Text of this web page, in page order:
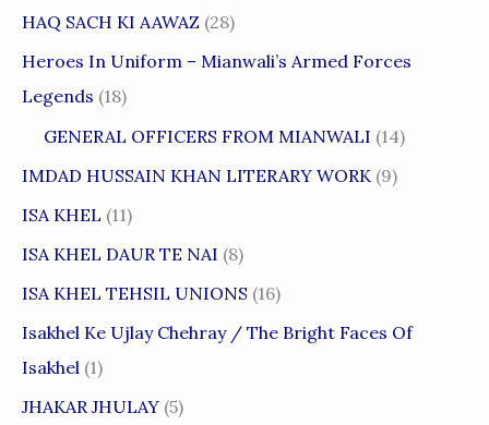
HAQ SACH KI AAWAZ (28)
Heroes In Uniform – Mianwali’s Armed Forces
Legends (18)
GENERAL OFFICERS FROM MIANWALI (14)
IMDAD HUSSAIN KHAN LITERARY WORK (9)
ISA KHEL (11)
ISA KHEL DAUR TE NAI (8)
ISA KHEL TEHSIL UNIONS (16)
Isakhel Ke Ujlay Chehray / The Bright Faces Of
Isakhel (1)
JHAKAR JHULAY (5)